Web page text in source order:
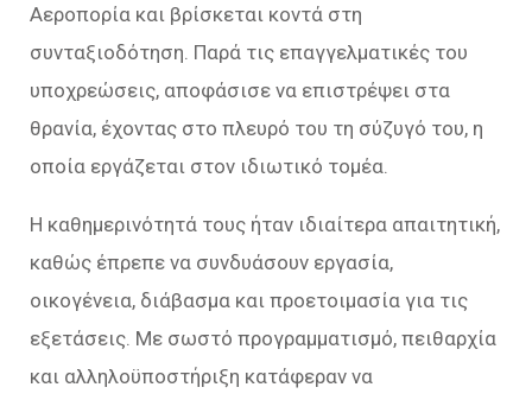
Αεροπορία και βρίσκεται κοντά στη
συνταξιοδότηση. Παρά τις επαγγελματικές του
υποχρεώσεις, αποφάσισε να επιστρέψει στα
θρανία, έχοντας στο πλευρό του τη σύζυγό του, η
οποία εργάζεται στον ιδιωτικό τομέα.
Η καθημερινότητά τους ήταν ιδιαίτερα απαιτητική,
καθώς έπρεπε να συνδυάσουν εργασία,
οικογένεια, διάβασμα και προετοιμασία για τις
εξετάσεις. Με σωστό προγραμματισμό, πειθαρχία
και αλληλοϋποστήριξη κατάφεραν να